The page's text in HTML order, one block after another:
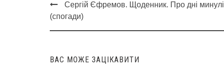
Post
navigation
Сергій Єфремов. Щоденник. Про дні минулі
(спогади)
ВАС МОЖЕ ЗАЦІКАВИТИ